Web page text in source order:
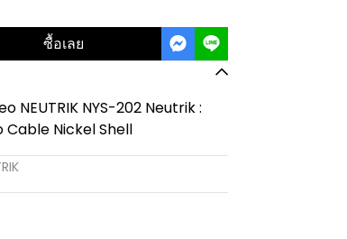
ซื้อเลย
NEUTRIK NYS-202 Neutrik :
Cable Nickel Shell